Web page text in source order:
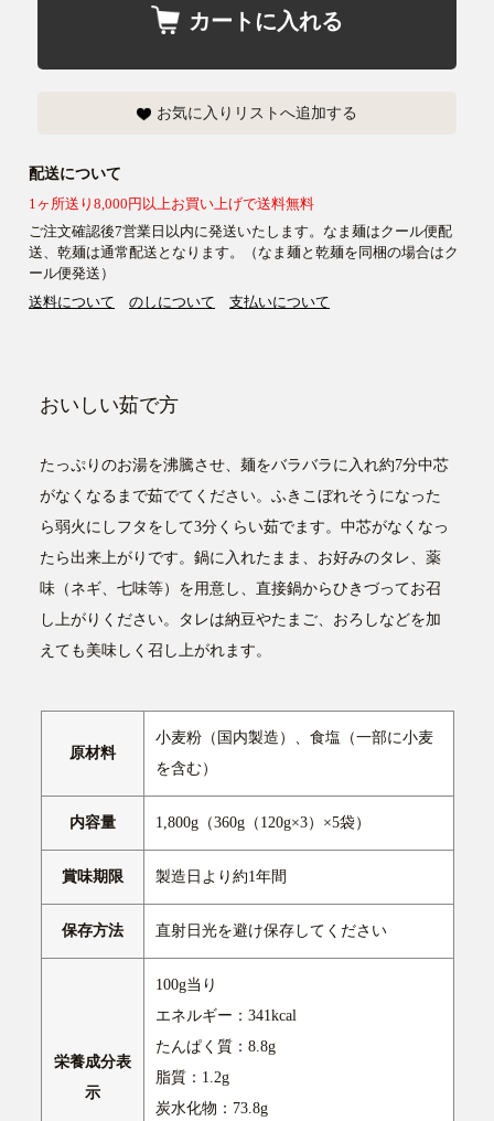
カートに入れる
お気に入りリストへ追加する
配送について
1ヶ所送り8,000円以上お買い上げで送料無料
ご注文確認後7営業日以内に発送いたします。なま麺はクール便配
送、乾麺は通常配送となります。（なま麺と乾麺を同梱の場合はク
ール便発送）
送料について
のしについて 支払いについて
おいしい茹で方
たっぷりのお湯を沸騰させ、麺をバラバラに入れ約7分中芯
がなくなるまで茹でてください。ふきこぼれそうになった
ら弱火にしフタをして3分くらい茹でます。中芯がなくなっ
たら出来上がりです。鍋に入れたまま、お好みのタレ、薬
味（ネギ、七味等）を用意し、直接鍋からひきづってお召
し上がりください。タレは納豆やたまご、おろしなどを加
えても美味しく召し上がれます。
原材料
小麦粉（国内製造）、食塩（一部に小麦
を含む）
内容量 1,800g（360g（120g×3）×5袋）
賞味期限 製造日より約1年間
保存方法 直射日光を避け保存してください
栄養成分表
示
100g当り
エネルギー：341kcal
たんぱく質：8.8g
脂質：1.2g
炭水化物：73.8g